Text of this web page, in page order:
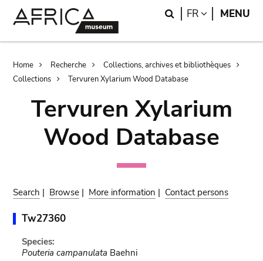
Search
FR LANGUAGE
MENU
Breadcrumb
Home Recherche
Collections, archives et bibliothèques
Collections
Tervuren Xylarium Wood Database
Tervuren Xylarium
Wood Database
Search | Browse | More information | Contact persons
Tw27360
Species:
Pouteria campanulata Baehni